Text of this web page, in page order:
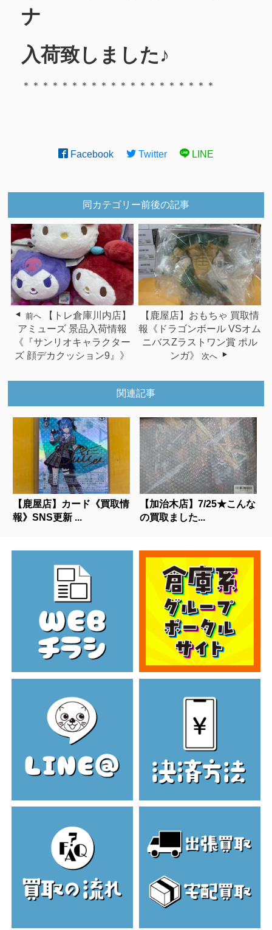
ナ
入荷致しました♪
＊＊＊＊＊＊＊＊＊＊＊＊＊＊＊＊＊＊＊＊
Facebook Twitter LINE
同カテゴリー前後の記事
前へ
【トレ倉庫川内店】
アミューズ 景品入荷情報
《『サンリオキャラクター
ズ 顔デカクッション9』》
【鹿屋店】おもちゃ 買取情
報《ドラゴンボール VSオム
ニバスZラストワン賞 ポル
ンガ》
次へ
関連記事
【鹿屋店】カード《買取情
報》SNS更新 ...
【加治木店】7/25★こんな
の買取ました...